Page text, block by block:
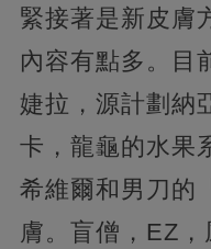
緊接著是新皮膚
內容有點多。目
婕拉，源計劃納
卡，龍龜的水果
希維爾和男刀的
膚。盲僧，EZ